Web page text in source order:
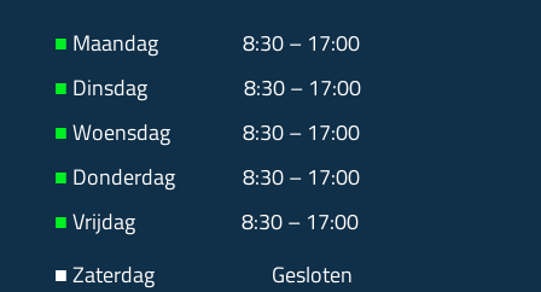
■ Maandag 8:30 – 17:00
■ Dinsdag 8:30 – 17:00
■Woensdag 8:30 – 17:00
■ Donderdag 8:30 – 17:00
■Vrijdag 8:30 – 17:00
■ Zaterdag Gesloten